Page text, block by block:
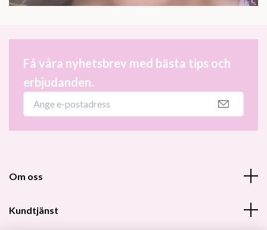
Få våra nyhetsbrev med bästa tips och
erbjudanden.
Om oss
Kundtjänst